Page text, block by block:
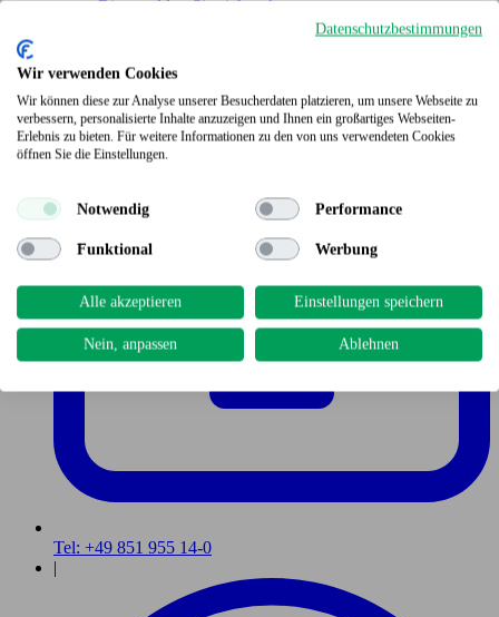
Bitte melden Sie sich an!
Tel: +49 851 955 14-0
|
Datenschutzbestimmungen
Wir verwenden Cookies
Wir können diese zur Analyse unserer Besucherdaten platzieren, um unsere Webseite zu
verbessern, personalisierte Inhalte anzuzeigen und Ihnen ein großartiges Webseiten-
Erlebnis zu bieten. Für weitere Informationen zu den von uns verwendeten Cookies
öffnen Sie die Einstellungen.
Notwendig Performance
Funktional Werbung
Alle akzeptieren Einstellungen speichern
Nein, anpassen Ablehnen